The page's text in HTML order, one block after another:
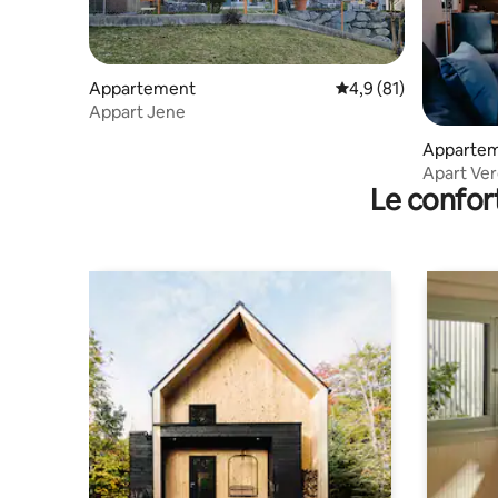
Appartement Évaluation moyenne
4,9 (81)
Appart Jene
Apart
Le